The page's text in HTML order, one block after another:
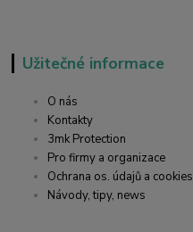
Užitečné informace
O nás
Kontakty
3mk Protection
Pro firmy a organizace
Ochrana os. údajů a cookies
Návody, tipy, news